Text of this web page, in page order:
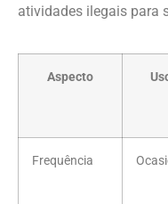
atividades ilegais para
Aspecto
Frequência